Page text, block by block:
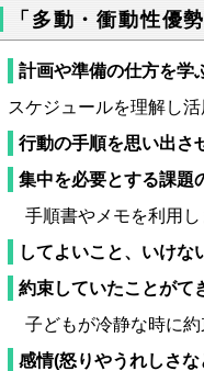
「多動・衝動性優
計画や準備の仕方を学
スケジュールを理解し活
行動の手順を思い出さ
集中を必要とする課題
手順書やメモを利用し
してよいこと、いけな
約束していたことがて
子どもが冷静な時に約
感情(怒りやうれしさ